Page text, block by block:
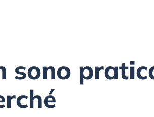
sono